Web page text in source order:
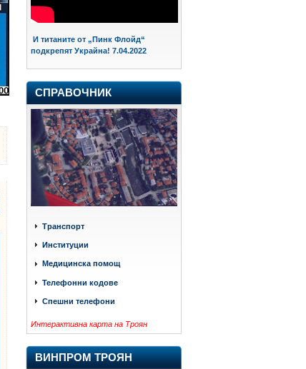
И титаните от „Пинк Флойд“
подкрепят Украйна! 7.04.2022
СПРАВОЧНИК
Транспорт
Институции
Медицинска помощ
Телефонни кодове
Спешни телефони
Интерактивна карта на Троян
ВИНПРОМ ТРОЯН